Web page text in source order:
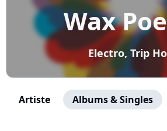
Wax
Electro, Trip
Artiste Albums & Singles